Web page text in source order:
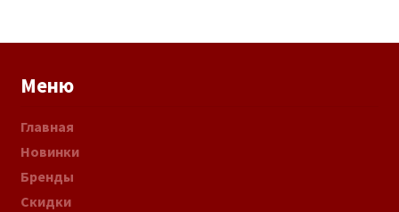
Меню
Главная
Новинки
Бренды
Скидки